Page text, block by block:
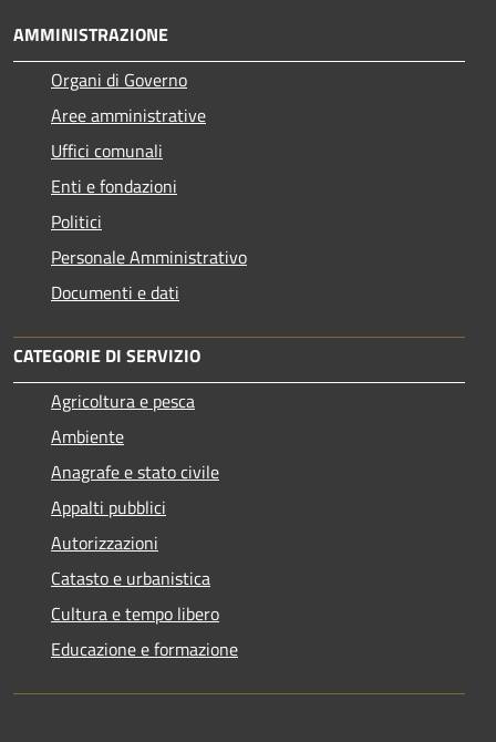
AMMINISTRAZIONE
Organi di Governo
Aree amministrative
Uffici comunali
Enti e fondazioni
Politici
Personale Amministrativo
Documenti e dati
CATEGORIE DI SERVIZIO
Agricoltura e pesca
Ambiente
Anagrafe e stato civile
Appalti pubblici
Autorizzazioni
Catasto e urbanistica
Cultura e tempo libero
Educazione e formazione